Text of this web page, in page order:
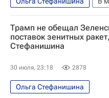
США
Россия
Алексей Гончаренко
Трамп не обещал
поставок зенитных
Стефанишина
30 июля, 23:18 2878
Ольга Стефанишина